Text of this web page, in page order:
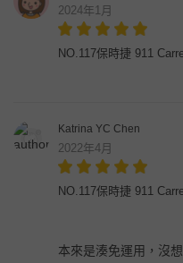
2024年1月
NO.117保時捷 911
Katrina YC Chen
2022年4月
NO.117保時捷 911
本來是湊免運用，沒